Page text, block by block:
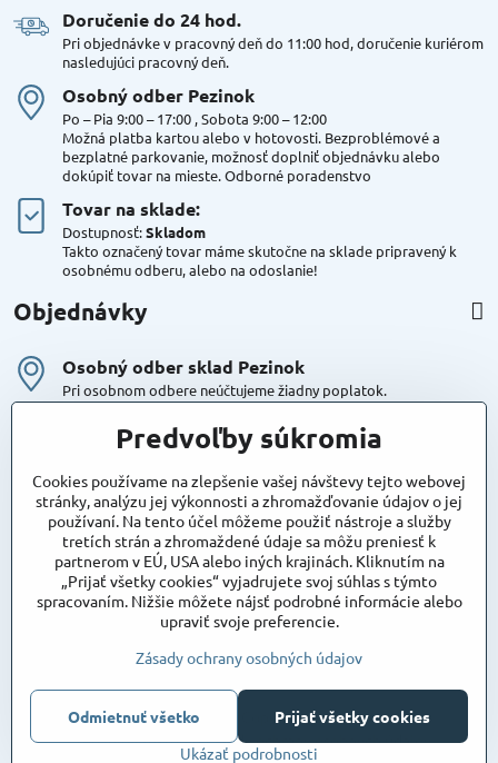
Doručenie do 24 hod​.
Pri objednávke v pracovný deň do 11:00 hod, doručenie kuriérom
nasledujúci pracovný deň.
Osobný odber Pezinok
Po – Pia 9:00 – 17:00 , Sobota 9:00 – 12:00
Možná platba kartou alebo v hotovosti. Bezproblémové a
bezplatné parkovanie, možnosť doplniť objednávku alebo
dokúpiť tovar na mieste. Odborné poradenstvo
Tovar na sklade:
Dostupnosť:Skladom
Takto označený tovar máme skutočne na sklade pripravený k
osobnému odberu, alebo na odoslanie!
Objednávky
Osobný odber sklad Pezinok
Pri osobnom odbere neúčtujeme žiadny poplatok.
Kuriér DPD , Geis
Cena za dopravu:
Maxstore
Bratislavská 79
Areál Satina
90201 Pezinok
vjazd do areálu z Bratislavskej ulice
Súradnice pre GPS:
48°16'48.83"N, 17°15'39.45"E
©
Copyright
Predvoľby súkromiaZásady ochrany osobných údajov
Predvoľby súkromia
Cookies používame na zlepšenie vašej návštevy tejto webovej
stránky, analýzu jej výkonnosti a zhromažďovanie údajov o jej
používaní. Na tento účel môžeme použiť nástroje a služby
tretích strán a zhromaždené údaje sa môžu preniesť k
partnerom v EÚ, USA alebo iných krajinách. Kliknutím na
„Prijať všetky cookies“ vyjadrujete svoj súhlas s týmto
spracovaním. Nižšie môžete nájsť podrobné informácie alebo
upraviť svoje preferencie.
Zásady ochrany osobných údajov
Ukázať podrobnosti
Prijať všetky cookies
Odmietnuť všetko